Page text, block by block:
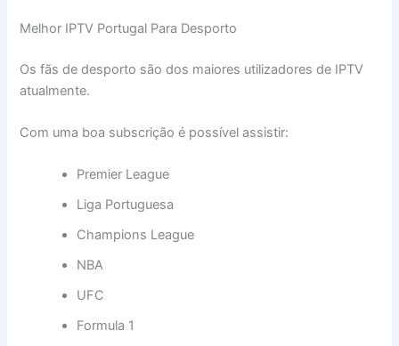
Melhor IPTV Portugal Para Desporto
Os fãs de desporto são dos maiores utilizadores de IPTV
atualmente.
Com uma boa subscrição é possível assistir:
Premier League
Liga Portuguesa
Champions League
NBA
UFC
Formula 1